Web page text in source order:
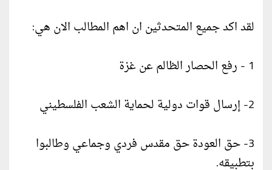
لقد اكد جميع المتحدثين ان اهم المطالب الان هي:
1 - رفع الحصار الظالم عن غزة
2- إرسال قوات دولية لحماية الشعب الفلسطيني
3- حق العودة حق مقدس فردي وجماعي وطالبوا
بتطبيقه.